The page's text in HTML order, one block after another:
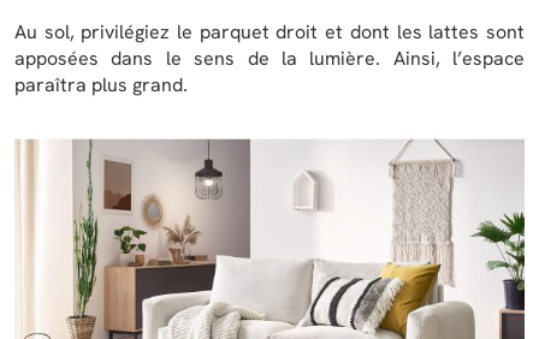
Au sol, privilégiez le parquet droit et dont les lattes sont
apposées dans le sens de la lumière. Ainsi, l’espace
paraîtra plus grand.